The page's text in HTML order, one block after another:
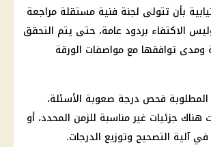
بأن تتولى لجنة فنية مستقلة مراجعة
الاكتفاء بردود عامة، حتى يتم التحقق
ومدى توافقها معمواصفات الورقة
فحص درجة صعوبة الأسئلة،
هناك جزئيات غير مناسبة للزمن المحدد، أو
آلية التصحيح وتوزيع الدرجات.